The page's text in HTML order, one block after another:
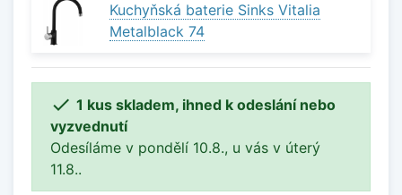
Kuchyňská baterie Sinks Vitalia
Metalblack 74
 1 kus skladem, ihned k odeslání nebo
vyzvednutí
Odesíláme v pondělí 10.8., u vás v úterý
11.8..